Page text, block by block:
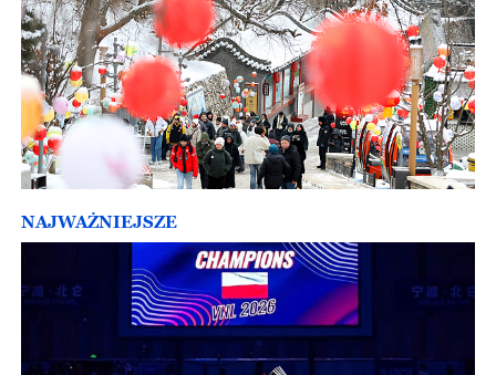
NAJWAŻNIEJSZE